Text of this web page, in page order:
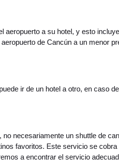
a su hotel, y esto
de Cancún a un menor
ir de un hotel a otro, en caso
necesariamente un shuttle de
favoritos. Este servicio se
a encontrar el servicio